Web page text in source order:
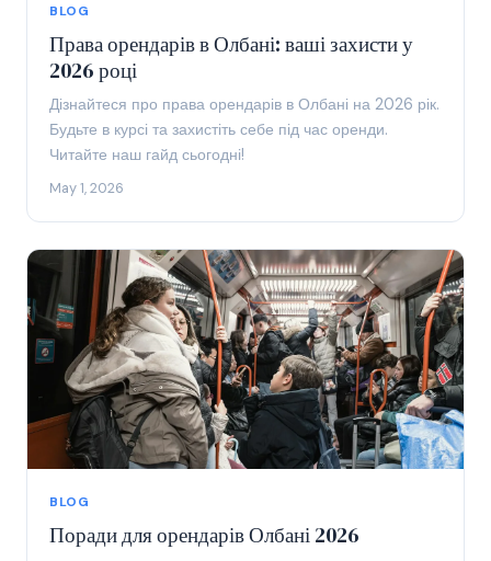
BLOG
Права орендарів в Олбані: ваші захисти у
2026 році
Дізнайтеся про права орендарів в Олбані на 2026 рік.
Будьте в курсі та захистіть себе під час оренди.
Читайте наш гайд сьогодні!
May 1, 2026
BLOG
Поради для орендарів Олбані 2026